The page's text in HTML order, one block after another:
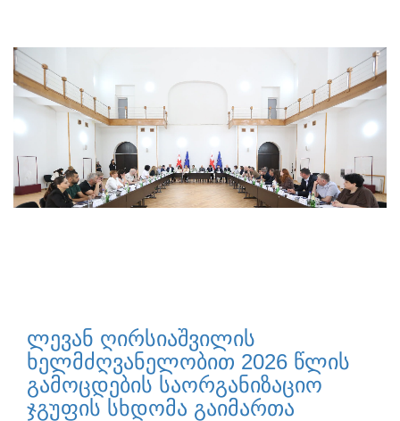
ლევან ღირსიაშვილის
ხელმძღვანელობით 2026 წლის
გამოცდების საორგანიზაციო
ჯგუფის სხდომა გაიმართა